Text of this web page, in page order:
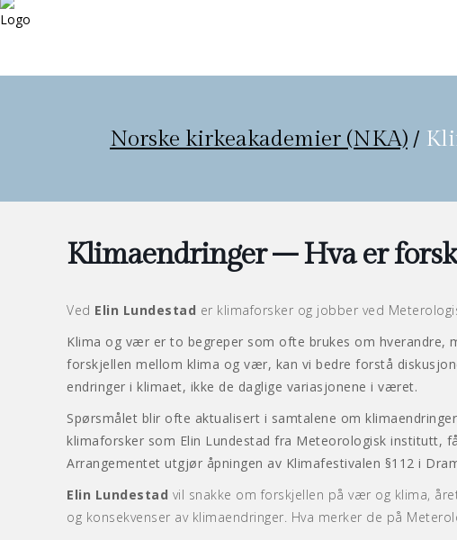
Norske kirkeakademier (NKA) /
Klimaendringer – Hva er
Ved Elin Lundestad er klimaforsker og jobber ved
Klima og vær er to begreper som ofte brukes om hverandre,
forskjellen mellom klima og vær, kan vi bedre forstå
endringer i klimaet, ikke de daglige variasjonene i været.
Spørsmålet blir ofte aktualisert i samtalene om
klimaforsker som Elin Lundestad fra Meteorologisk institutt,
Arrangementet utgjør åpningen av Klimafestivalen §112 i
Elin Lundestad vil snakke om forskjellen på vær og klima,
og konsekvenser av klimaendringer. Hva merker de på